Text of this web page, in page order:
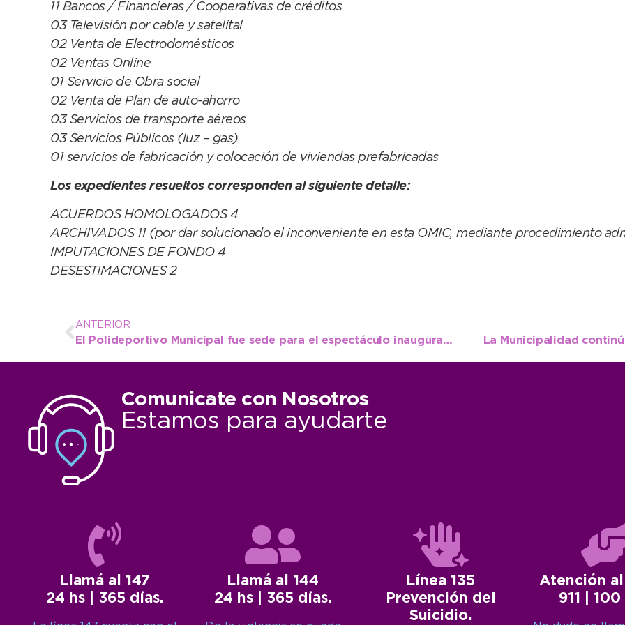
11 Bancos / Financieras / Cooperativas de créditos
03 Televisión por cable y satelital
02 Venta de Electrodomésticos
02 Ventas Online
01 Servicio de Obra social
02 Venta de Plan de auto-ahorro
03 Servicios de transporte aéreos
03 Servicios Públicos (luz – gas)
01 servicios de fabricación y colocación de viviendas prefabricadas
Los expedientes resueltos corresponden al siguiente detalle:
ACUERDOS HOMOLOGADOS 4
ARCHIVADOS 11 (por dar solucionado el inconveniente en esta OMIC, mediante procedimiento
IMPUTACIONES DE FONDO 4
DESESTIMACIONES 2
ANTERIOR
El Polideportivo Municipal fue sede para el espectáculo inaugural del Open Neco
Comunicate con Nosotros
Estamos para ayudarte
Llamá al 147
24 hs | 365 días.
Llamá al 144
24 hs | 365 días.
Línea 135
Prevención del
Suicidio.
Atención
911 | 100